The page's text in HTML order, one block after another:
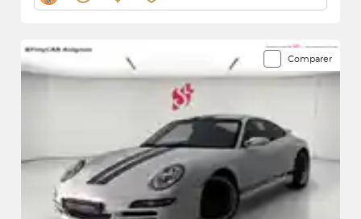
Comparer